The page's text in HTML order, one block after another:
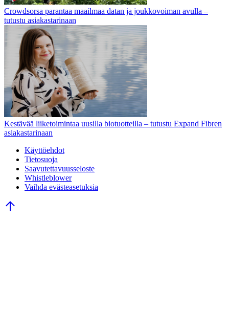
Crowdsorsa parantaa maailmaa datan ja joukkovoiman avulla –
tutustu asiakastarinaan
Kestävää liiketoimintaa uusilla biotuotteilla – tutustu Expand Fibren
asiakastarinaan
Käyttöehdot
Tietosuoja
Saavutettavuusseloste
Whistleblower
Vaihda evästeasetuksia